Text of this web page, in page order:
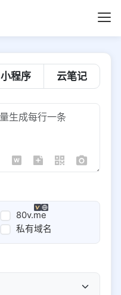
小程序 云笔记
80v.me
私有域名